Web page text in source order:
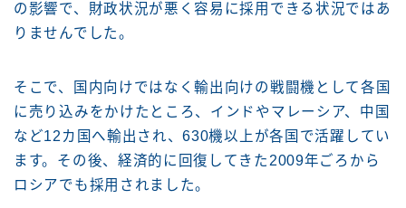
の影響で、財政状況が悪く容易に採用できる状況ではあ
りませんでした。
そこで、国内向けではなく輸出向けの戦闘機として各国
に売り込みをかけたところ、インドやマレーシア、中国
など12カ国へ輸出され、630機以上が各国で活躍してい
ます。その後、経済的に回復してきた2009年ごろから
ロシアでも採用されました。